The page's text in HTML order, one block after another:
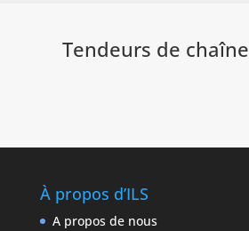
Tendeurs de chaîne
À propos d’ILS
A propos de nous